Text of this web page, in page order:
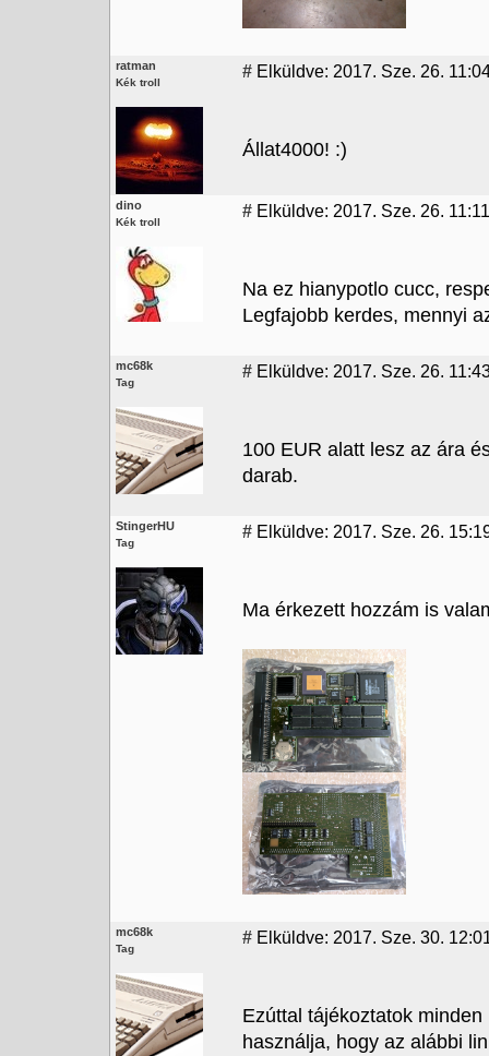
ratman
Kék troll
# Elküldve: 2017. Sze. 26.
Állat4000! :)
dino
Kék troll
# Elküldve: 2017. Sze. 26. 11:11
Na ez hianypotlo cucc,
Legfajobb kerdes, mennyi
mc68k
Tag
# Elküldve: 2017. Sze. 26.
100 EUR alatt lesz az ára
darab.
StingerHU
Tag
# Elküldve: 2017. Sze. 26.
Ma érkezett hozzám is
mc68k
Tag
# Elküldve: 2017. Sze. 30.
Ezúttal tájékoztatok
használja, hogy az alábbi